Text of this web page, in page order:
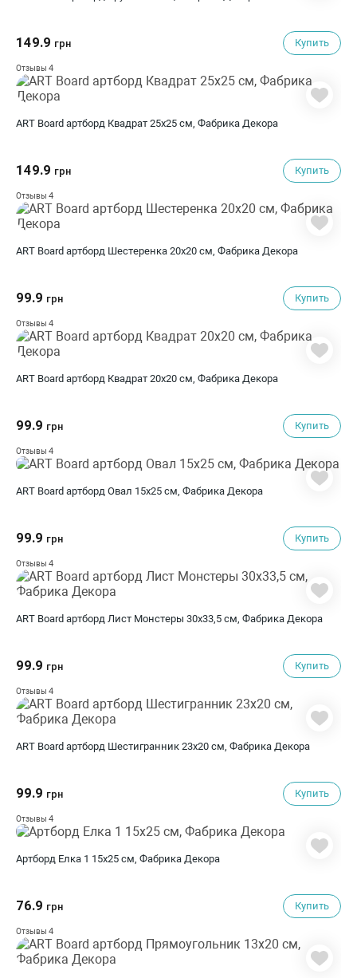
149.9 грн Купить
Отзывы 4
ART Board артборд Квадрат 25х25 см, Фабрика Декора
149.9 грн Купить
Отзывы 4
ART Board артборд Шестеренка 20х20 см, Фабрика Декора
99.9 грн Купить
Отзывы 4
ART Board артборд Квадрат 20х20 см, Фабрика Декора
99.9 грн Купить
Отзывы 4
ART Board артборд Овал 15х25 см, Фабрика Декора
99.9 грн Купить
Отзывы 4
ART Board артборд Лист Монстеры 30х33,5 см, Фабрика Декора
99.9 грн Купить
Отзывы 4
ART Board артборд Шестигранник 23х20 см, Фабрика Декора
99.9 грн Купить
Отзывы 4
Артборд Елка 1 15х25 см, Фабрика Декора
76.9 грн Купить
Отзывы 4